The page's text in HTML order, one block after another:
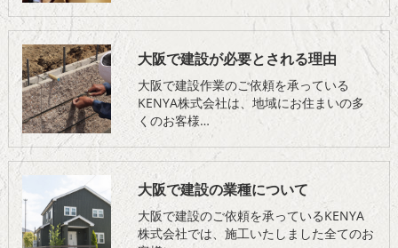
大阪で建設が必要とされる理由
大阪で建設作業のご依頼を承っている
KENYA株式会社は、地域にお住まいの多
くのお客様…
大阪で建設の業種について
大阪で建設のご依頼を承っているKENYA
株式会社では、施工いたしました全てのお